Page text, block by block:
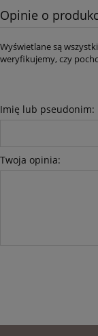
Opinie o
Wyświetlane są
weryfikujemy, czy
Imię lub pseudonim:
Twoja opinia: